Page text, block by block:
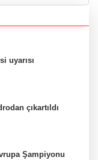
uyarısı
çıkartıldı
Şampiyonu